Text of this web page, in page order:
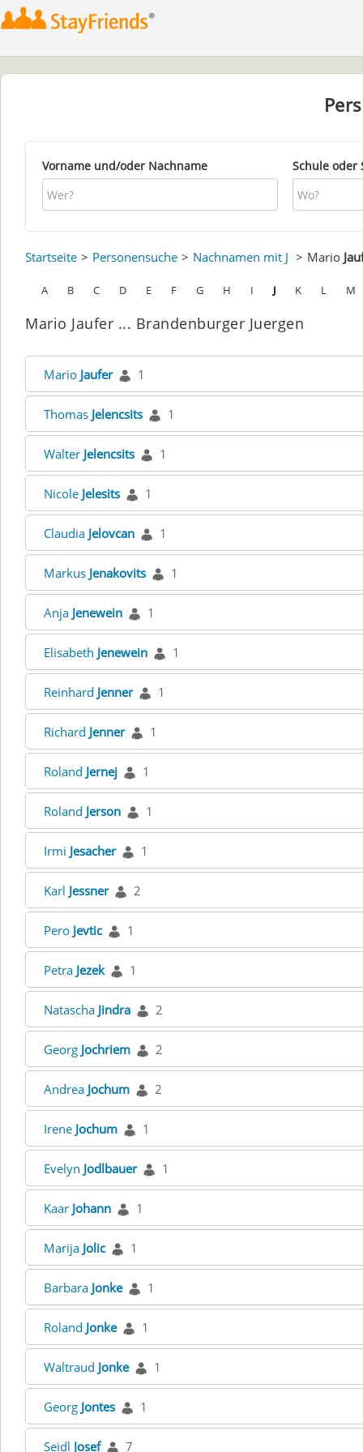
Vorname und/oder Nachname Schule oder
Startseite Personensuche Nachnamen mit J Mario
A B C D E F G H I J K L M
Mario Jaufer ... Brandenburger Juergen
Mario Jaufer 1
Thomas Jelencsits 1
Walter Jelencsits 1
Nicole Jelesits 1
Claudia Jelovcan 1
Markus Jenakovits 1
Anja Jenewein 1
Elisabeth Jenewein 1
Reinhard Jenner 1
Richard Jenner 1
Roland Jernej 1
Roland Jerson 1
Irmi Jesacher 1
Karl Jessner 2
Pero Jevtic 1
Petra Jezek 1
Natascha Jindra 2
Georg Jochriem 2
Andrea Jochum 2
Irene Jochum 1
Evelyn Jodlbauer 1
Kaar Johann 1
Marija Jolic 1
Barbara Jonke 1
Roland Jonke 1
Waltraud Jonke 1
Georg Jontes 1
Seidl Josef 7